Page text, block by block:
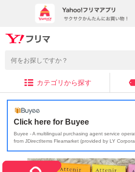
カテゴリから探す
Click here for Buyee
Buyee - A multilingual purchasing agent service
from JDirectItems Fleamarket (provided by LY